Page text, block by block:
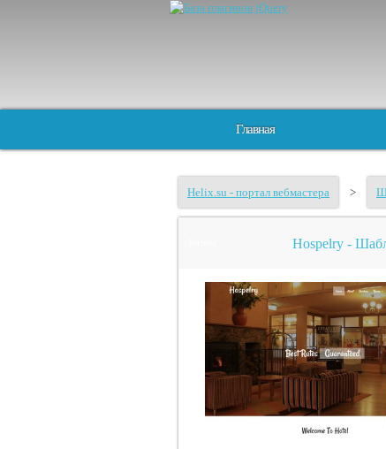
Главная
Helix.su - портал вебмастера >
Hospelry -